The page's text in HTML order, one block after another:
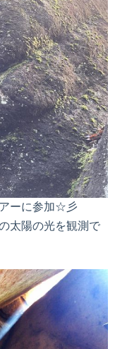
ーに参加☆彡
太陽の光を観測で